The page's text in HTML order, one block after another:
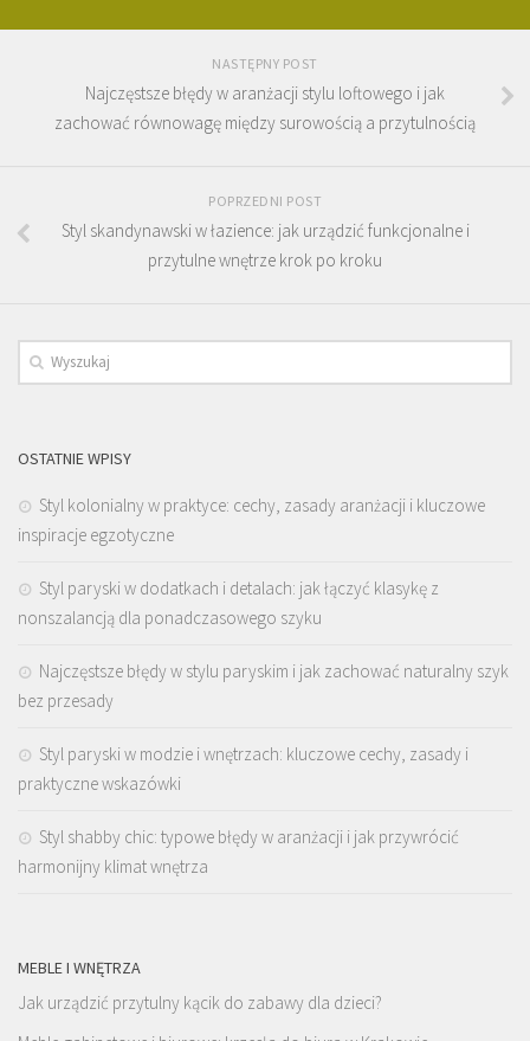
NASTĘPNY POST
Najczęstsze błędy w aranżacji stylu loftowego i jak
zachować równowagę między surowością a przytulnością
POPRZEDNI POST
Styl skandynawski w łazience: jak urządzić funkcjonalne i
przytulne wnętrze krok po kroku
OSTATNIE WPISY
Styl kolonialny w praktyce: cechy, zasady aranżacji i kluczowe
inspiracje egzotyczne
Styl paryski w dodatkach i detalach: jak łączyć klasykę z
nonszalancją dla ponadczasowego szyku
Najczęstsze błędy w stylu paryskim i jak zachować naturalny szyk
bez przesady
Styl paryski w modzie i wnętrzach: kluczowe cechy, zasady i
praktyczne wskazówki
Styl shabby chic: typowe błędy w aranżacji i jak przywrócić
harmonijny klimat wnętrza
MEBLE I WNĘTRZA
Jak urządzić przytulny kącik do zabawy dla dzieci?